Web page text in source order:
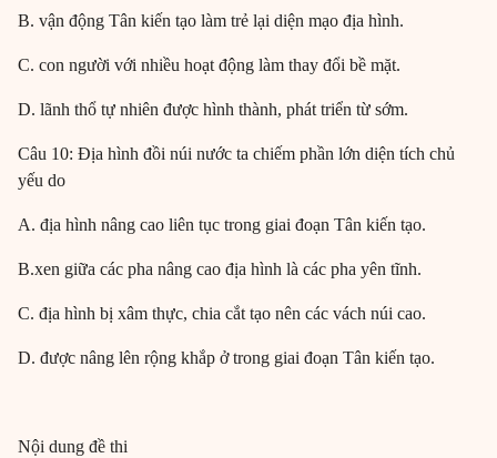
B. vận động Tân kiến tạo làm trẻ lại diện mạo địa hình.
C. con người với nhiều hoạt động làm thay đổi bề mặt.
D. lãnh thổ tự nhiên được hình thành, phát triển từ sớm.
Câu 10: Địa hình đồi núi nước ta chiếm phần lớn diện tích chủ
yếu do
A. địa hình nâng cao liên tục trong giai đoạn Tân kiến tạo.
B.xen giữa các pha nâng cao địa hình là các pha yên tĩnh.
C. địa hình bị xâm thực, chia cắt tạo nên các vách núi cao.
D. được nâng lên rộng khắp ở trong giai đoạn Tân kiến tạo.
Nội dung đề thi